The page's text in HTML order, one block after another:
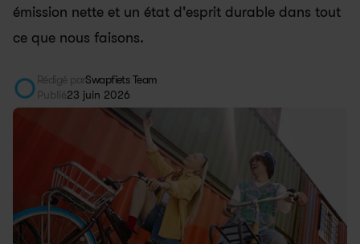
émission nette et un état d'esprit durable dans tout
ce que nous faisons.
Rédigé par Swapfiets Team
Publié23 juin 2026